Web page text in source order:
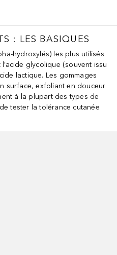
: LES BASIQUES
hydroxylés) les plus utilisés
glycolique (souvent issu
lactique. Les gommages
surface, exfoliant en douceur
à la plupart des types de
tester la tolérance cutanée